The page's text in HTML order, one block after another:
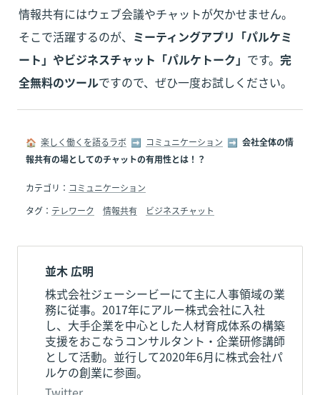
情報共有にはウェブ会議やチャットが欠かせません。
そこで活躍するのが、 ミーティングアプリ「パルケミ
ート」やビジネスチャット「パルケトーク」 です。 完
全無料のツールですので、ぜひ一度お試しください。
🏠 楽しく働くを語るラボ
  ➡
コミュニケーション
  ➡
会社全体の情
報共有の場としてのチャットの有用性とは！？
カテゴリ： コミュニケーション
タグ： テレワーク 情報共有 ビジネスチャット
並木 広明
株式会社ジェーシービーにて主に人事領域の業
務に従事。2017年にアルー株式会社に入社
し、大手企業を中心とした人材育成体系の構築
支援をおこなうコンサルタント・企業研修講師
として活動。並行して2020年6月に株式会社パ
ルケの創業に参画。